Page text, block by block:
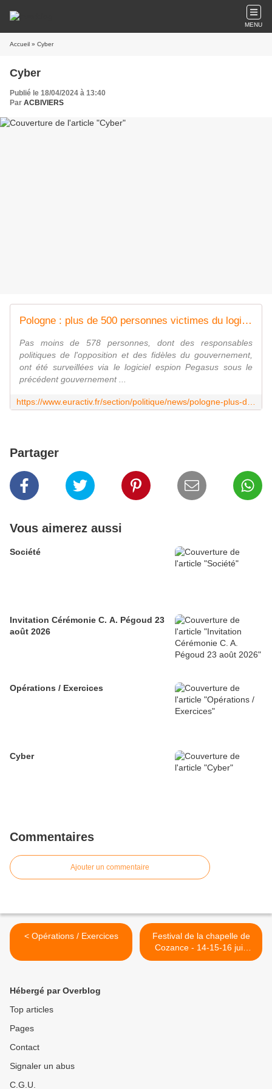
MENU
Accueil » Cyber
Cyber
Publié le 18/04/2024 à 13:40
Par ACBIVIERS
Pologne : plus de 500 personnes victimes du logiciel espion Pegasus sous l'ancien gouvernement conservateur
Pas moins de 578 personnes, dont des responsables
politiques de l'opposition et des fidèles du gouvernement,
ont été surveillées via le logiciel espion Pegasus sous le
précédent gouvernement ...
Partager
Vous aimerez aussi
Société
Invitation Cérémonie C. A. Pégoud 23
août 2026
Opérations / Exercices
Cyber
Commentaires
Ajouter un commentaire
< Opérations / Exercices
Festival de la chapelle de
Cozance - 14-15-16 juin
2024 >
Hébergé par Overblog
Top articles
Pages
Contact
Signaler un abus
C.G.U.